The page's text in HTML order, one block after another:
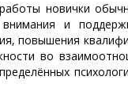
новички
и
повышения
во